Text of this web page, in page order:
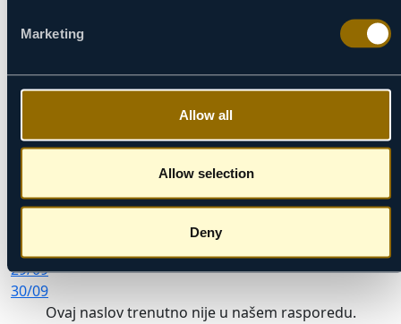
Marketing
Allow all
Allow selection
Deny
18/09
20/09
21/09
23/09
26/09
29/09
30/09
Ovaj naslov trenutno nije u našem rasporedu.